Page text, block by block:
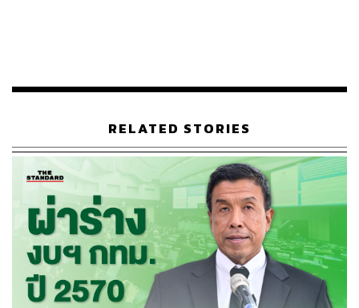
“ความมุ่งหวัง ความคาดหวังในการทำโครงการนี้ เพื่อให้เกิด
ตัดสินใจ สิ่งที่สถาบันพระปกเกล้าระมัดระวังมากขึ้นยิ่งใกล้
ประกาศวันเลือกตั้งก็คือ ความเป็นกลางทางการเมือง ที่จะไม่
พยายามทำให้โครงการนี้เอื้อประโยชน์กับใคร แต่เป็นโครง
การกลางๆ ที่ทุกคนสามารถมาใช้ประโยชน์ได้ โดยข้อมูล
ข่าวสารทั้งหมดเป็นข้อมูลหลักการทั่วไปให้ประชาชนเข้าถึง
ส่วนใครจะเอาไปใช้ประโยชน์ต่อเพื่อหาเสียง หรือเป็นพื้นที่
ขยับขยายต่อก็เป็นยุทธศาสตร์ เป็นกลยุทธ์ของผู้สมัครฯ แต่ละ
คน ฉะนั้น สถาบันพระปกเกล้าขอยืนยันความชัดเจนเรื่อง
ความเป็นกลางทางการเมืองต่อการเลือกตั้งผู้ว่าฯ กทม. ใน
อนาคตข้างหน้าด้วย” เลขาธิการสถาบันพระปกเกล้ากล่าว
RELATED STORIES